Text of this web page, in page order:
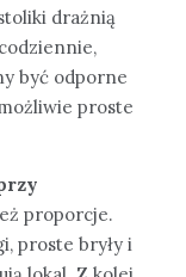
drażnią
być odporne
proste
proporcje.
proste bryły i